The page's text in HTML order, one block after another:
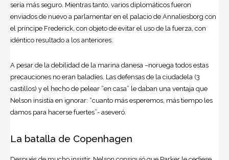
sería más seguro. Mientras tanto, varios diplomáticos fueron
enviados de nuevo a parlamentar en el palacio de Annaliesborg con
el príncipe Frederick, con objeto de evitar el uso de la fuerza, con
idéntico resultado a los anteriores.
A pesar de la debilidad de la marina danesa –noruega todos estas
precauciones no eran baladíes. Las defensas de la ciudadela (3
castillos) y el hecho de pelear “en casa” le daban una ventaja que
Nelson insistía en ignorar: “cuanto más esperemos, más tiempo les
damos para hacerse fuertes”- aseveró.
La batalla de Copenhagen